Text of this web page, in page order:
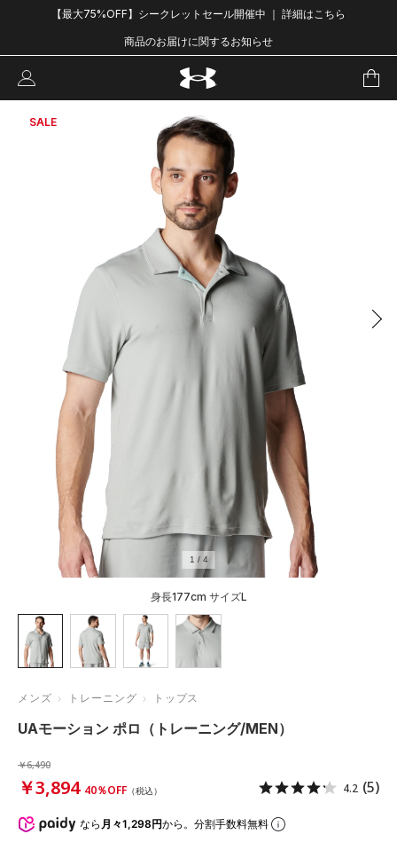
【最大75%OFF】シークレットセール開催中 ｜ 詳細はこちら
商品のお届けに関するお知らせ
SALE
1 / 4
身長177cm サイズL
メンズ トレーニング トップス
UAモーション ポロ（トレーニング/MEN）
￥6,490
￥3,894 40％OFF （税込） 4.2 (5)
なら 月々1,298円から。分割手数料無料